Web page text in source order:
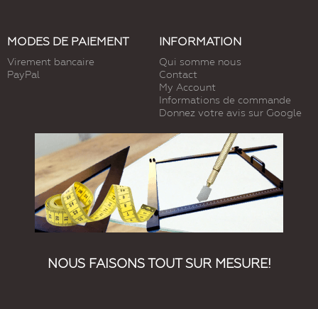
MODES DE PAIEMENT
Virement bancaire
PayPal
INFORMATION
Qui somme nous
Contact
My Account
Informations de commande
Donnez votre avis sur Google
NOUS FAISONS TOUT SUR MESURE!